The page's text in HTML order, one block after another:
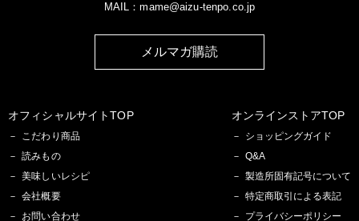
MAIL：mame@aizu-tenpo.co.jp
メルマガ購読
オフィシャルサイトTOP
こだわり商品
読みもの
美味しいレシピ
会社概要
お問い合わせ
オンラインストアTOP
ショッピングガイド
Q&A
製造所固有記号について
特定商取引による表記
プライバシーポリシー